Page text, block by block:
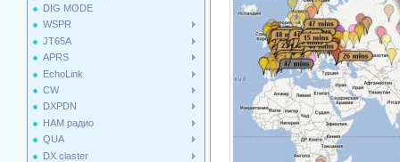
DIG MODE
WSPR
JT65A
APRS
EchoLink
CW
DXPDN
HAM радио
QUA
DX claster